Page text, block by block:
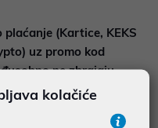
(Kartice, KEKS
uz promo kod
ne zbrajaju
kolačiće